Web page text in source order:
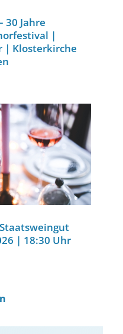
30 Jahre
|
| Klosterkirche
| 18:30 Uhr